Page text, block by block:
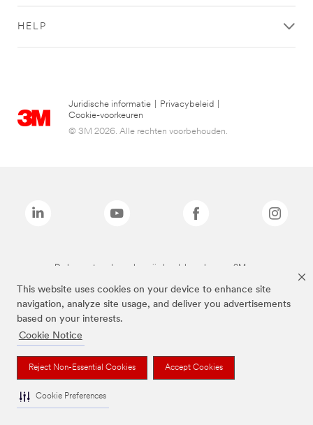
This website uses cookies on your device to enhance site
navigation, analyze site usage, and deliver you advertisements
based on your interests.
Cookie Notice
Reject Non-Essential Cookies Accept Cookies
Cookie Preferences
HELP
Juridische informatie Privacybeleid
Cookie-voorkeuren
© 3M 2026. Alle rechten voorbehouden.
De bovenstaande merken zijn handelsmerken van 3M.we